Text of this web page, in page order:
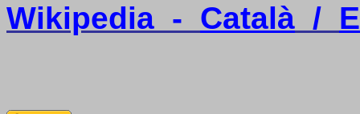
Wikipedia - Català /